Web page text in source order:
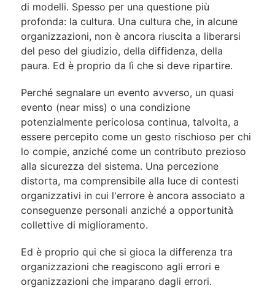
di modelli. Spesso per una questione più
profonda: la cultura. Una cultura che, in alcune
organizzazioni, non è ancora riuscita a liberarsi
del peso del giudizio, della diffidenza, della
paura. Ed è proprio da lì che si deve ripartire.
Perché segnalare un evento avverso, un quasi
evento (near miss) o una condizione
potenzialmente pericolosa continua, talvolta, a
essere percepito come un gesto rischioso per chi
lo compie, anziché come un contributo prezioso
alla sicurezza del sistema. Una percezione
distorta, ma comprensibile alla luce di contesti
organizzativi in cui l'errore è ancora associato a
conseguenze personali anziché a opportunità
collettive di miglioramento.
Ed è proprio qui che si gioca la differenza tra
organizzazioni che reagiscono agli errori e
organizzazioni che imparano dagli errori.